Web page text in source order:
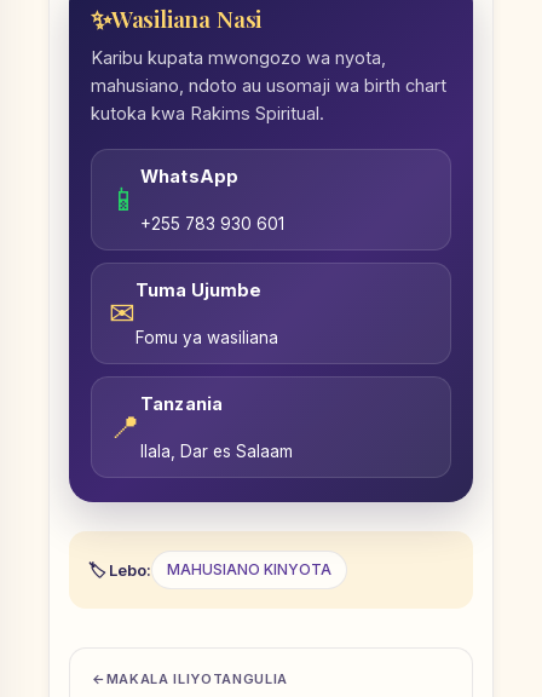
Wasiliana Nasi
Karibu kupata mwongozo wa nyota,
mahusiano, ndoto au usomaji wa birth chart
kutoka kwa Rakims Spiritual.
📱
WhatsApp
+255 783 930 601
✉
Tuma Ujumbe
Fomu ya wasiliana
📍
Tanzania
Ilala, Dar es Salaam
Lebo: MAHUSIANO KINYOTA
MAKALA ILIYOTANGULIA